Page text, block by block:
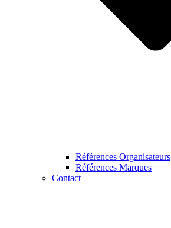
Références Organisateurs
Références Marques
Contact